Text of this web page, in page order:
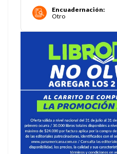
Encuadernación:
Otro